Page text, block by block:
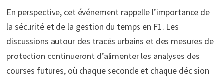
En perspective, cet événement rappelle l’importance de
la sécurité et de la gestion du temps en F1. Les
discussions autour des tracés urbains et des mesures de
protection continueront d’alimenter les analyses des
courses futures, où chaque seconde et chaque décision